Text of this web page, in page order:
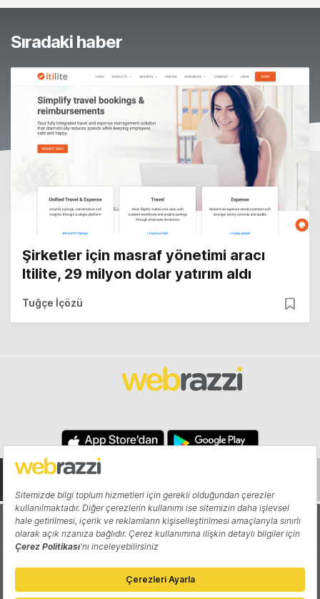
Sıradaki haber
Şirketler için masraf yönetimi aracı
Itilite, 29 milyon dolar yatırım aldı
Tuğçe İçözü
Hakkında Yazarlar
Katkıda Bulun Reklam